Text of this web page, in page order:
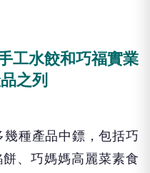
工水餃和巧福實業
之列
種產品中鏢，包括巧
、巧媽媽高麗菜素食